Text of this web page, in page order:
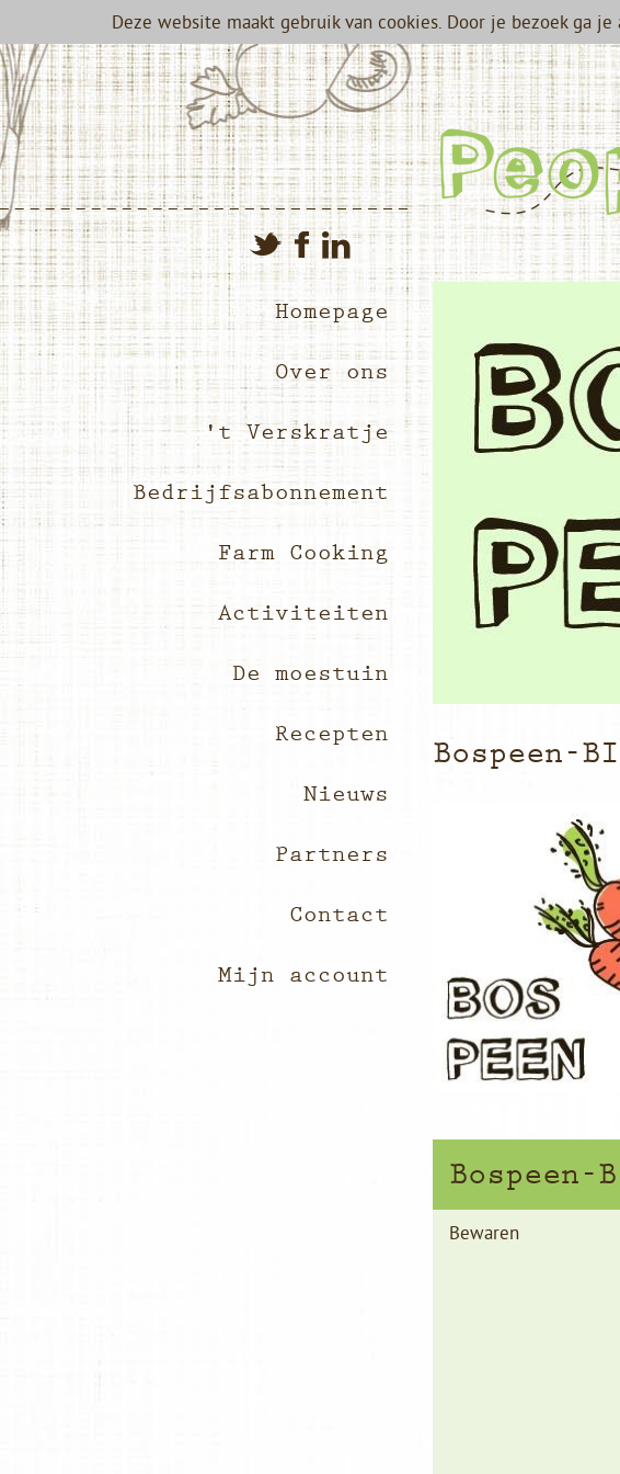
Deze website maakt gebruik van cookies. Door je bezoek ga
Homepage
Over ons
't Verskratje
Bedrijfsabonnement
Farm Cooking
Activiteiten
De moestuin
Recepten
Nieuws
Partners
Contact
Mijn account
Bospeen-
Bospeen-
Bewaren